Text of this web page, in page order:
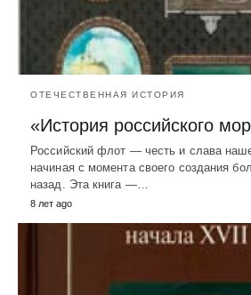
ОТЕЧЕСТВЕННАЯ ИСТОРИЯ
«История российского
Российский флот — честь и слава
начиная с момента своего создания
назад. Эта книга —…
8 лет ago